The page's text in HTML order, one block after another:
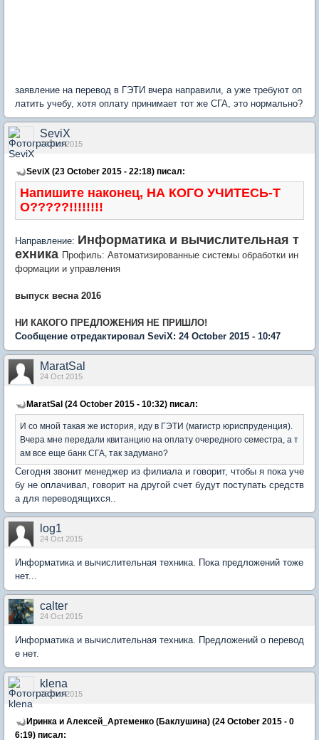
заявление на перевод в ГЭТИ вчера направили, а уже требуют оп
латить учебу, хотя оплату принимает тот же СГА, это нормально?
SeviX
24 Oct 2015
SeviX (23 October 2015 - 22:18) писал:
Напишите наконец, НА КОГО УЧИТЕСЬ-Т
О?????!!!!!!!!
Направление: Информатика и вычислительная т
ехника Профиль: Автоматизированные системы обработки ин
формации и управления
выпуск весна 2016
НИ КАКОГО ПРЕДЛОЖЕНИЯ НЕ ПРИШЛО!
Сообщение отредактировал SeviX: 24 October 2015 - 10:47
MaratSal
24 Oct 2015
MaratSal (24 October 2015 - 10:32) писал:
И со мной такая же история, иду в ГЭТИ (магистр юриспруденция).
Вчера мне передали квитанцию на оплату очередного семестра, а т
ам все еще банк СГА, так задумано?
Сегодня звонит менеджер из филиала и говорит, чтобы я пока уче
бу не оплачивал, говорит на другой счет будут поступать средств
а для переводящихся..
log1
24 Oct 2015
Информатика и вычислительная техника. Пока предложений тоже
нет...
calter
24 Oct 2015
Информатика и вычислительная техника. Предложений о перевод
е нет.
klena
26 Oct 2015
Иринка и Алексей_Артеменко (Баклушина) (24 October 2015 - 0
6:19) писал: